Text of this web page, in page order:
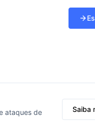
ataques de
Saiba